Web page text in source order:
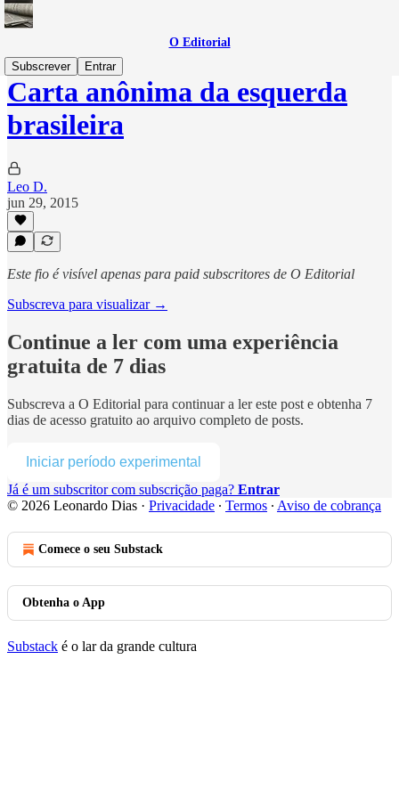
O Editorial
Subscrever
Entrar
Carta anônima da esquerda
brasileira
Leo D.
jun 29, 2015
Este fio é visível apenas para paid subscritores de O Editorial
Subscreva para visualizar →
Continue a ler com uma experiência
gratuita de 7 dias
Subscreva a O Editorial para continuar a ler este post e obtenha 7
dias de acesso gratuito ao arquivo completo de posts.
Iniciar período experimental
Já é um subscritor com subscrição paga? Entrar
© 2026 Leonardo Dias · Privacidade ∙ Termos ∙ Aviso de cobrança
Comece o seu Substack
Obtenha o App
Substack é o lar da grande cultura